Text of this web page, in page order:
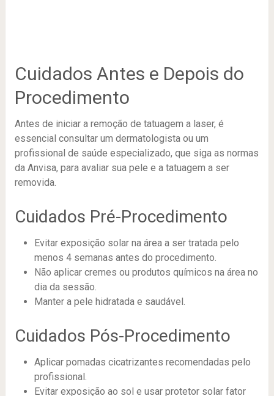
Cuidados Antes e Depois do
Procedimento
Antes de iniciar a remoção de tatuagem a laser, é
essencial consultar um dermatologista ou um
profissional de saúde especializado, que siga as normas
da Anvisa, para avaliar sua pele e a tatuagem a ser
removida.
Cuidados Pré-Procedimento
Evitar exposição solar na área a ser tratada pelo
menos 4 semanas antes do procedimento.
Não aplicar cremes ou produtos químicos na área no
dia da sessão.
Manter a pele hidratada e saudável.
Cuidados Pós-Procedimento
Aplicar pomadas cicatrizantes recomendadas pelo
profissional.
Evitar exposição ao sol e usar protetor solar fator